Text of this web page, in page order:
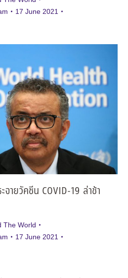
17 June 2021
จายวัคซีน COVID-19 ล่าช้า
The World
17 June 2021